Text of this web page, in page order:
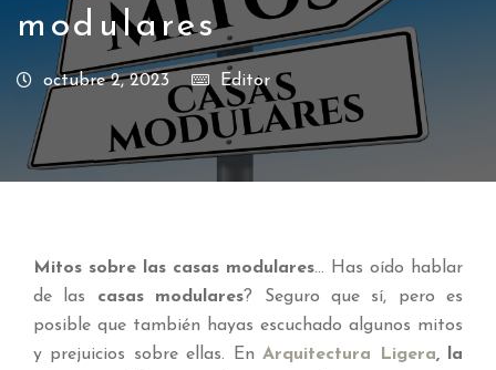
modulares
octubre 2, 2023 Editor
Mitos sobre las casas modulares… Has oído hablar
de las casas modulares? Seguro que sí, pero es
posible que también hayas escuchado algunos mitos
y prejuicios sobre ellas. EnArquitectura Ligera, la